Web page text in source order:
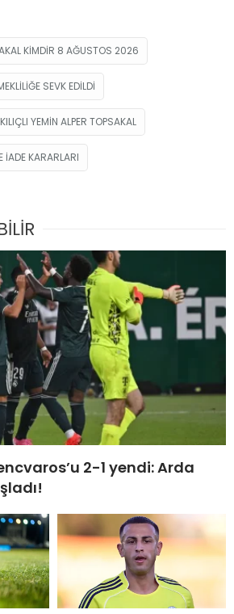
KIMDIR 8 AĞUSTOS 2026
SEVK EDILDI
YEMIN ALPER TOPSAKAL
IADE KARARLARI
2-1 yendi: Arda